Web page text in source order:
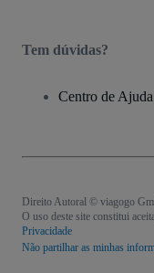
Tem dúvidas?
Centro de
Direito Autoral © viagogo
O uso deste site constitui
Privacidade
Não partilhar as minhas